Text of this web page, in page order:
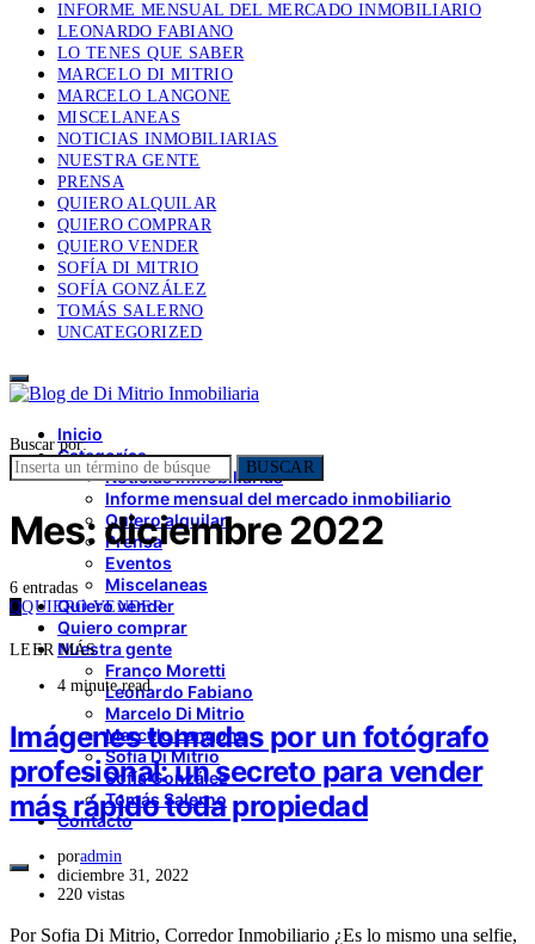
INFORME MENSUAL DEL MERCADO INMOBILIARIO
LEONARDO FABIANO
LO TENES QUE SABER
MARCELO DI MITRIO
MARCELO LANGONE
MISCELANEAS
NOTICIAS INMOBILIARIAS
NUESTRA GENTE
PRENSA
QUIERO ALQUILAR
QUIERO COMPRAR
QUIERO VENDER
SOFÍA DI MITRIO
SOFÍA GONZÁLEZ
TOMÁS SALERNO
UNCATEGORIZED
Inicio
Categorías
Noticias inmobiliarias
Informe mensual del mercado inmobiliario
Quiero alquilar
Prensa
Eventos
Miscelaneas
Quiero vender
Quiero comprar
Nuestra gente
Franco Moretti
Leonardo Fabiano
Marcelo Di Mitrio
Marcelo Langone
Sofía Di Mitrio
Sofía González
Tomás Salerno
Contacto
Buscar por:
BUSCAR
Mes: diciembre 2022
6 entradas
QQUIERO VENDER
LEER MÁS
4 minute read
Imágenes tomadas por un fotógrafo
profesional: un secreto para vender
más rápido toda propiedad
poradmin
diciembre 31, 2022
220 vistas
Por Sofia Di Mitrio, Corredor Inmobiliario ¿Es lo mismo una selfie,